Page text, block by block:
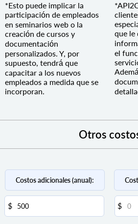
*Esto puede implicar la
participación de empleados
en seminarios web o la
creación de cursos y
documentación
personalizados. Y, por
supuesto, tendrá que
capacitar a los nuevos
empleados a medida que se
incorporan.
que le
el
Otros
Costos adicionales (anual):